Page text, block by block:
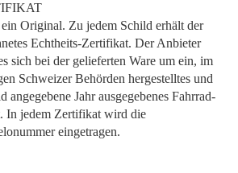
Original. Zu jedem Schild erhält der
Echtheits-Zertifikat. Der Anbieter
sich bei der gelieferten Ware um ein, im
Schweizer Behörden hergestelltes und
angegebene Jahr ausgegebenes Fahrrad-
In jedem Zertifikat wird die
eingetragen.